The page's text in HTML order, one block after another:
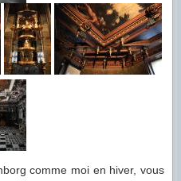
comme moi en hiver, vous